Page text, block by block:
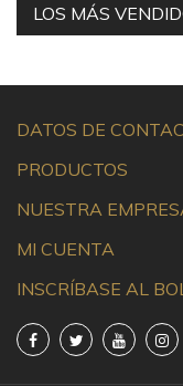
LOS MÁS
DATOS DE
PRODUCTOS
NUESTRA
MI CUENTA
INSCRÍBASE AL